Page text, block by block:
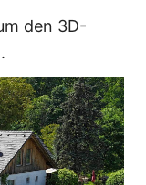
den 3D-